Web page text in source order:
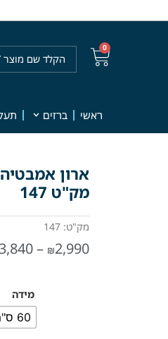
0
ראשי ברזים
מק"ט 147
מק"ט: 147
₪2,990
–
3,840
מידה
60 ס"מ